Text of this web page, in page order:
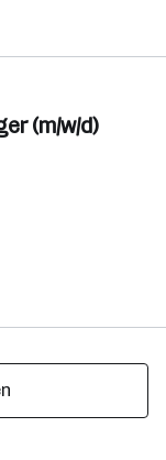
(m/w/d)